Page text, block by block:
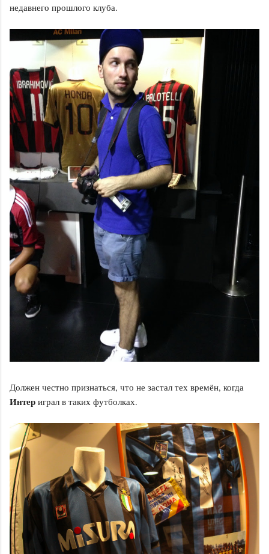
недавнего прошлого клуба.
Должен честно признаться, что не застал тех времён, когда
Интер играл в таких футболках.